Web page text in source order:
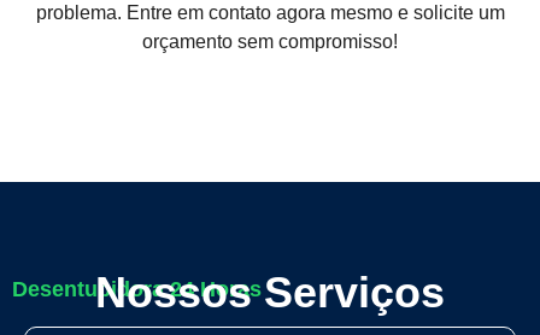
problema. Entre em contato agora mesmo e solicite um
orçamento sem compromisso!
Desentupidora 24 Horas
Nossos Serviços